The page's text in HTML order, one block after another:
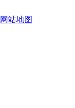
网站地图